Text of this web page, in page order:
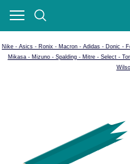
Nike - Asics - Ronix - Macron - Adidas - Donic -
Mikasa - Mizuno - Spalding - Mitre - Select -